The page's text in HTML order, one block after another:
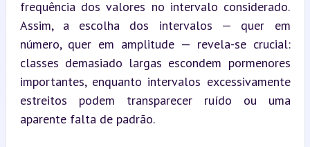
frequência dos valores no intervalo considerado.
Assim, a escolha dos intervalos — quer em
número, quer em amplitude — revela-se crucial:
classes demasiado largas escondem pormenores
importantes, enquanto intervalos excessivamente
estreitos podem transparecer ruído ou uma
aparente falta de padrão.